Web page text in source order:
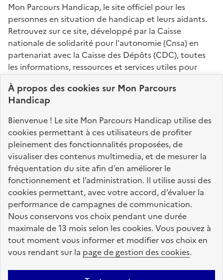
À propos descookiessur Mon Parcours
Handicap
Bienvenue ! Le site Mon Parcours Handicap utilise des
cookies permettant à ces utilisateurs de profiter
pleinement des fonctionnalités proposées, de
visualiser des contenus multimedia, et de mesurer la
fréquentation du site afin d’en améliorer le
fonctionnement et l’administration. Il utilise aussi des
cookies permettant, avec votre accord, d’évaluer la
performance de campagnes de communication.
Nous conservons vos choix pendant une durée
maximale de 13 mois selon les cookies. Vous pouvez à
tout moment vous informer et modifier vos choix en
vous rendant sur la page de gestion des cookies.
Mon Parcours Handicap, le site officiel pour les
personnes en situation de handicap et leurs aidants.
Retrouvez sur ce site, développé par la Caisse
nationale de solidarité pour l'autonomie (Cnsa) en
partenariat avec la Caisse des Dépôts (CDC), toutes
les informations, ressources et services utiles pour
connaître vos droits, effectuer vos démarches,
identifier vos interlocuteurs.
Nos sites partenaires
info.gouv.fr service-public.fr legifrance.gouv.fr
data.gouv.fr
Nos partenaires
La Caisse des Dépôts
accompagne les parcours
de vie
Plan du site Accessibilité : totalement conforme Mentions légales